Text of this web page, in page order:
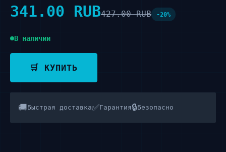
341.00 RUB427.00 RUB -20%
В наличии
🛒 КУПИТЬ
🚚Быстрая доставка✅Гарантия🔒Безопасно